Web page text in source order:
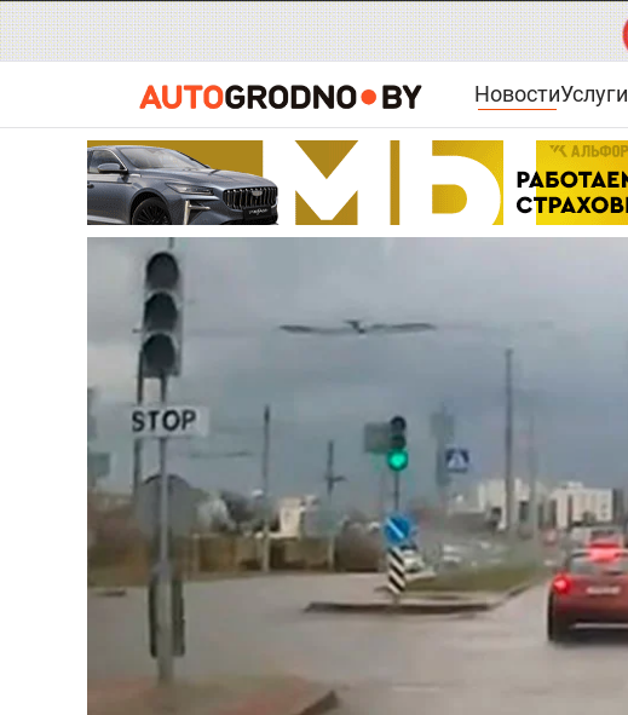
НовостиУслуги